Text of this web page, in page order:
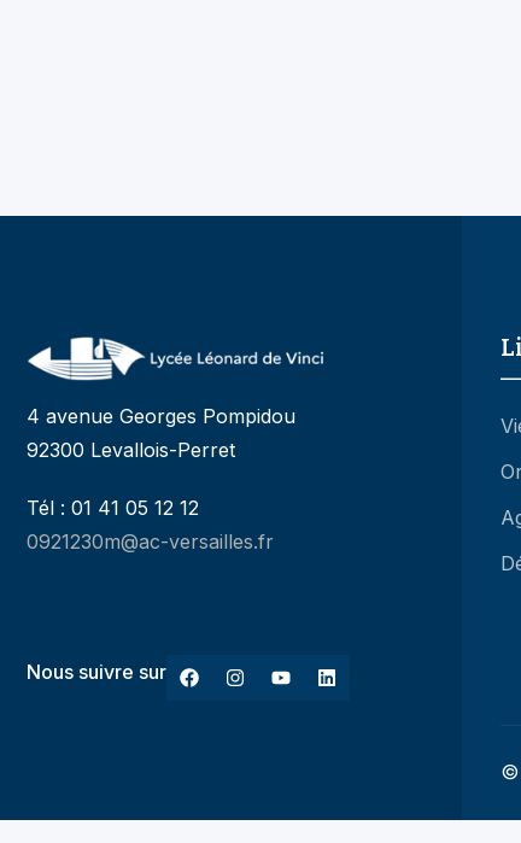
4 avenue Georges Pompidou
92300 Levallois-Perret
Tél : 01 41 05 12 12
0921230m@ac-versailles.fr
Nous suivre sur
©